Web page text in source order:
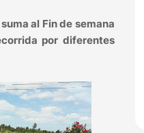
al Fin de semana
por diferentes